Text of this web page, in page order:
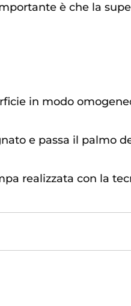
è che la
in modo
e passa il palmo
realizzata con la